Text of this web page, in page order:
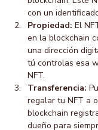
con un
Propiedad: El
en la blockchain
una dirección
tú controlas esa
NFT.
Transferencia:
regalar tu NFT a
blockchain
dueño para